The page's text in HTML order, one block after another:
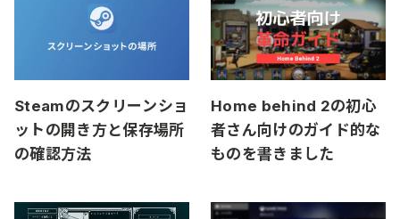
Steamのスクリーンショ
ットの開き方と保存場所
の確認方法
Home behind 2の初心
者さん向けのガイド的な
ものを書きました